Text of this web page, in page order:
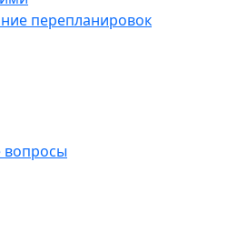
перепланировок
вопросы